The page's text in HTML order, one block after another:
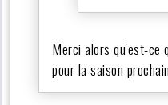
Merci alors qu'est-ce
pour la saison